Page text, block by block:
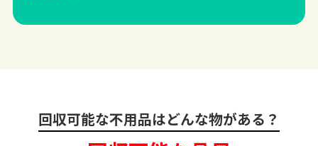
回収可能な不用品はどんな物がある？